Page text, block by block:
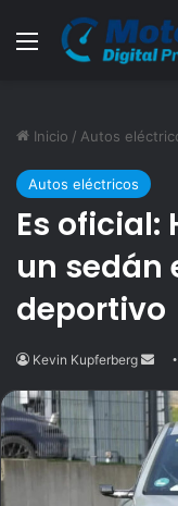
Menú
Inicio / Autos
Autos eléctricos
Es oficial:
un sedán
deportivo
Kevin Kupferberg